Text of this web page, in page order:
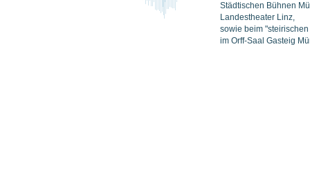
Städtischen Bühnen
Landestheater Linz,
sowie beim
im Orff-Saal Gasteig